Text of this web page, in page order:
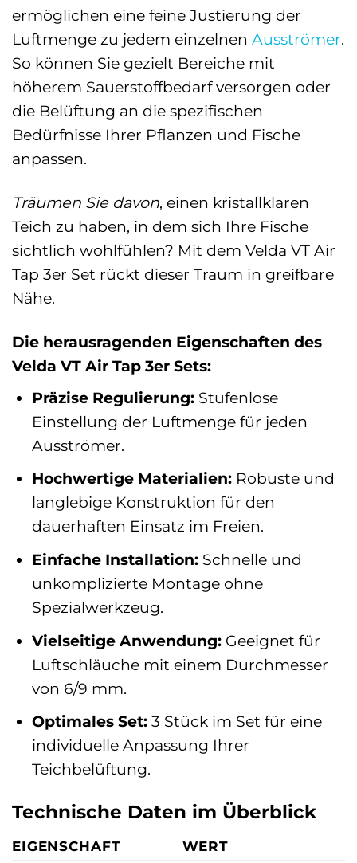
ermöglichen eine feine Justierung der
Luftmenge zu jedem einzelnen Ausströmer.
So können Sie gezielt Bereiche mit
höherem Sauerstoffbedarf versorgen oder
die Belüftung an die spezifischen
Bedürfnisse Ihrer Pflanzen und Fische
anpassen.
Träumen Sie davon, einen kristallklaren
Teich zu haben, in dem sich Ihre Fische
sichtlich wohlfühlen? Mit dem Velda VT Air
Tap 3er Set rückt dieser Traum in greifbare
Nähe.
Die herausragenden Eigenschaften des
Velda VT Air Tap 3er Sets:
Präzise Regulierung:Stufenlose
Einstellung der Luftmenge für jeden
Ausströmer.
Hochwertige Materialien:Robuste und
langlebige Konstruktion für den
dauerhaften Einsatz im Freien.
Einfache Installation:Schnelle und
unkomplizierte Montage ohne
Spezialwerkzeug.
Vielseitige Anwendung:Geeignet für
Luftschläuche mit einem Durchmesser
von 6/9 mm.
Optimales Set:3 Stück im Set für eine
individuelle Anpassung Ihrer
Teichbelüftung.
Technische Daten im Überblick
EIGENSCHAFT
WERT